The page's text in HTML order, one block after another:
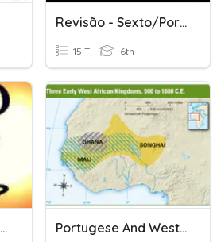
Revisão - Sexto/Português
15 T 6th
Português - 6ºano - Grau Dos Adjetivos Portugese And West Africa (4c) Reading